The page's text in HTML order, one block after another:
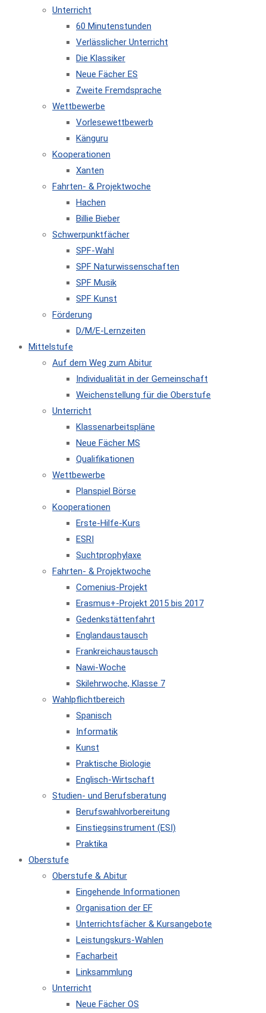
Unterricht
60 Minutenstunden
Verlässlicher Unterricht
Die Klassiker
Neue Fächer ES
Zweite Fremdsprache
Wettbewerbe
Vorlesewettbewerb
Känguru
Kooperationen
Xanten
Fahrten- & Projektwoche
Hachen
Billie Bieber
Schwerpunktfächer
SPF-Wahl
SPF Naturwissenschaften
SPF Musik
SPF Kunst
Förderung
D/M/E-Lernzeiten
Mittelstufe
Auf dem Weg zum Abitur
Individualität in der Gemeinschaft
Weichenstellung für die Oberstufe
Unterricht
Klassenarbeitspläne
Neue Fächer MS
Qualifikationen
Wettbewerbe
Planspiel Börse
Kooperationen
Erste-Hilfe-Kurs
ESRI
Suchtprophylaxe
Fahrten- & Projektwoche
Comenius-Projekt
Erasmus+-Projekt 2015 bis 2017
Gedenkstättenfahrt
Englandaustausch
Frankreichaustausch
Nawi-Woche
Skilehrwoche, Klasse 7
Wahlpflichtbereich
Spanisch
Informatik
Kunst
Praktische Biologie
Englisch-Wirtschaft
Studien- und Berufsberatung
Berufswahlvorbereitung
Einstiegsinstrument (ESI)
Praktika
Oberstufe
Oberstufe & Abitur
Eingehende Informationen
Organisation der EF
Unterrichtsfächer & Kursangebote
Leistungskurs-Wahlen
Facharbeit
Linksammlung
Unterricht
Neue Fächer OS